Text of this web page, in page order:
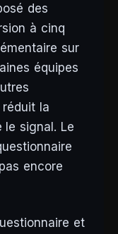
des
à cinq
sur
équipes
réduit la
le signal. Le
encore
et